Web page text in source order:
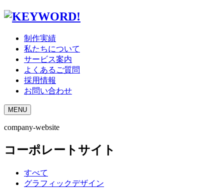
制作実績
私たちについて
サービス案内
よくあるご質問
採用情報
お問い合わせ
MENU
company-website
コーポレートサイト
すべて
グラフィックデザイン